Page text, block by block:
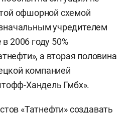
офшорной схемой
учредителем
2006 году 50%
а вторая половина
компанией
Хандель Гмбх».
«Татнефти» создавать